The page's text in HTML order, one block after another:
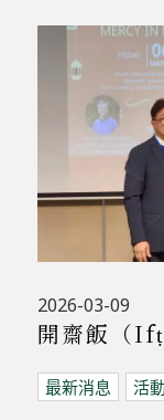
2026-03-09
最新消息 活